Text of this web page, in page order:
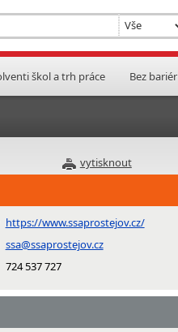
škol a trh práce Bez bariér
vytisknout
https://www.ssaprostejov.cz/
ssa@ssaprostejov.cz
724 537 727